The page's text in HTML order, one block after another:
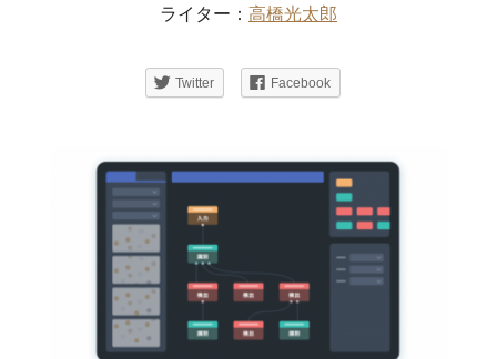
ライター： 高橋光太郎
Twitter Facebook